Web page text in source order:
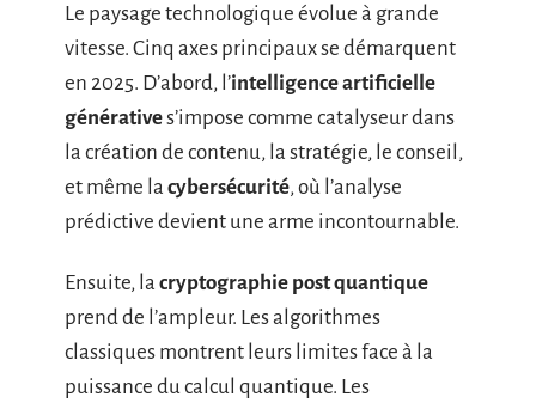
Le paysage technologique évolue à grande
vitesse. Cinq axes principaux se démarquent
en 2025. D’abord, l’intelligence artificielle
génératives’impose comme catalyseur dans
la création de contenu, la stratégie, le conseil,
et même la cybersécurité, où l’analyse
prédictive devient une arme incontournable.
Ensuite, la cryptographie post quantique
prend de l’ampleur. Les algorithmes
classiques montrent leurs limites face à la
puissance du calcul quantique. Les